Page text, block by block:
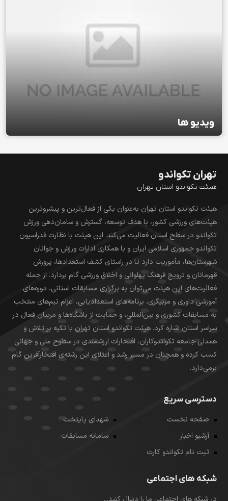
ویدیو ها
تهران تکواندو
هیئت تکواندو استان تهران
هیئت تکواندو استان تهران به‌عنوان یکی از فعال‌ترین و پیشروترین
هیئت‌های ورزشی کشور، با هدف توسعه، گسترش و سامان‌دهی ورزش
تکواندو در سطح استان فعالیت می‌کند. این هیئت با نظارت فدراسیون
تکواندو جمهوری اسلامی ایران و با همکاری ادارات ورزش و جوانان
شهرستان‌ها، مأموریت دارد تا در راستای کشف استعدادها، پرورش
قهرمانان و ترویج فرهنگ پهلوانی و اخلاق ورزشی گام بردارد. از جمله
فعالیت‌های این هیئت می‌توان به برگزاری مسابقات استانی، دوره‌های
آموزشی داوری و مربیگری، برنامه‌های استعدادیابی، اعزام تیم‌های منتخب
به مسابقات کشوری و بین‌المللی، و حمایت از باشگاه‌ها و مربیان فعال در
سراسر استان اشاره کرد. هیئت تکواندو استان تهران با تکیه بر تلاش و
همدلی جامعه تکواندوکاران، افتخارات ارزشمندی در سطوح ملی و جهانی
کسب کرده و همچنان در مسیر رشد و اعتلای این رشته‌ی افتخارآفرین گام
برمی‌دارد.
دسترسی سریع
صفحه نخست
شهدای پایتخت
آرشیو اخبار
سامانه مسابقات
ثبت نام تکواندو کارت
شبکه های اجتماعی